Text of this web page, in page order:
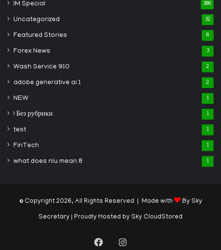
IM Special 386
Uncategorized 32
Featured Stories 6
Forex News 3
Wash Service 910 2
adobe generative ai 1 2
NEW 1
! Без рубрики 1
test 1
FinTech 1
what does nlu mean 8 1
© Copyright 2026, All Rights Reserved | Made with By Sky
Secretary | Proudly Hosted by Sky CloudStored
FacebookInstagram